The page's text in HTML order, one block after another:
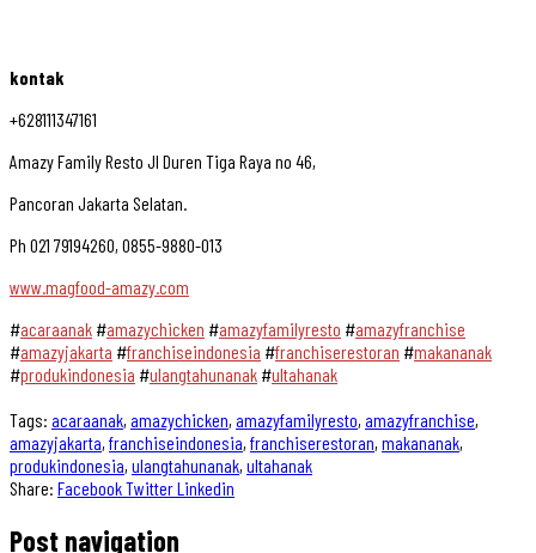
kontak
+628111347161
Amazy Family Resto Jl Duren Tiga Raya no 46,
Pancoran Jakarta Selatan.
Ph 021 79194260, 0855-9880-013
www.magfood-amazy.com
#acaraanak#amazychicken #amazyfamilyresto #amazyfranchise
#amazyjakarta #franchiseindonesia #franchiserestoran #makananak
#produkindonesia #ulangtahunanak#ultahanak
Tags: acaraanak, amazychicken, amazyfamilyresto, amazyfranchise,
amazyjakarta, franchiseindonesia, franchiserestoran, makananak,
produkindonesia, ulangtahunanak, ultahanak
Share: FacebookTwitterLinkedin
Post navigation